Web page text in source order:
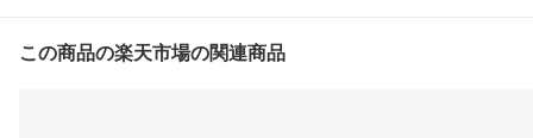
この商品の楽天市場の関連商品